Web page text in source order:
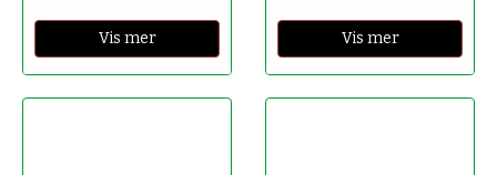
Vis mer Vis mer